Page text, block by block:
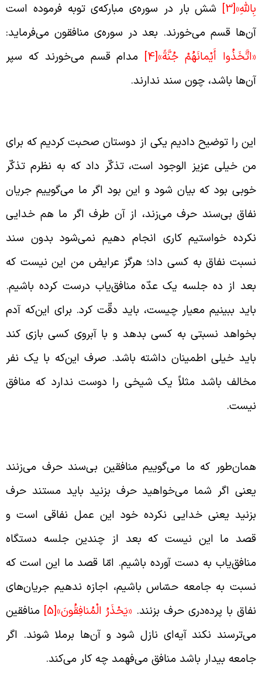
»
[3]
شش بار در سوره‌ی مبارکه‌ی توبه فرموده است
قسم می‌خورند. بعد در سوره‌ی منافقون می‌فرماید:
أَيْمانَهُمْ جُنَّةً»[4]
مدام قسم می‌خورند که سپر
باشد، چون سند ندارند.
را توضیح دادیم یکی از دوستان صحبت کردیم که برای
خیلی عزیز الوجود است، تذکّر داد که به نظرم تذکّر
بود که بیان شود و این بود اگر ما می‌گوییم جریان
بی‌سند حرف می‌زند، از آن طرف اگر ما هم خدایی
خواستیم کاری انجام دهیم نمی‌شود بدون سند
نفاق به کسی داد؛ هرگز عرایض من این نیست که
از ده جلسه یک عدّه منافق‌یاب درست کرده باشیم.
ببینیم معیار چیست، باید دقّت کرد. برای این‌که آدم
نسبتی به کسی بدهد و با آبروی کسی بازی کند
خیلی اطمینان داشته باشد. صرف این‌که با یک نفر
باشد مثلاً یک شیخی را دوست ندارد که منافق
که ما می‌گوییم منافقین بی‌سند حرف می‌زنند
اگر شما می‌خواهید حرف بزنید باید مستند حرف
یعنی خدایی نکرده خود این عمل نفاقی است و
ما این نیست که بعد از چندین جلسه دستگاه
به دست آورده باشیم. امّا قصد ما این است که
به جامعه حسّاس باشیم، اجازه ندهیم جریان‌های
با پرده‌دری حرف بزنند.« يَحْذَرُ الْمُنافِقُونَ»
[5]
منافقین
نکند آیه‌ای نازل شود و آن‌ها برملا شوند. اگر
بیدار باشد منافق می‌فهمد چه کار می‌کند.